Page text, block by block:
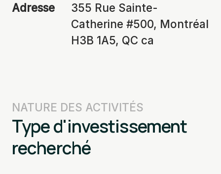
Adresse
355 Rue Sainte-
Catherine #500, Montréal
H3B 1A5, QC ca
NATURE DES ACTIVITÉS
Type d'investissement
recherché